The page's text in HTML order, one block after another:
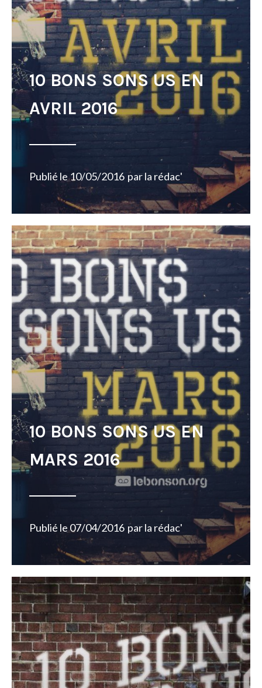
10 BONS SONS US EN
AVRIL 2016
Publié le10/05/2016 parla rédac'
10 BONS SONS US EN
MARS 2016
Publié le07/04/2016 parla rédac'